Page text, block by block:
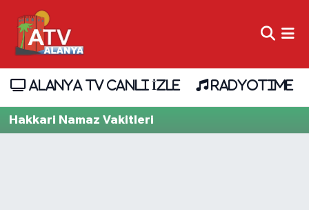
ALANYA TV CANLI İZLE RADYOTIME
Hakkari Namaz Vakitleri